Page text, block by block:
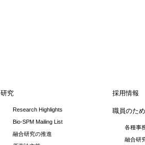
研究
Research Highlights
Bio-SPM Mailing List
融合研究の推進
採用情報
職員のた
各種事
融合研